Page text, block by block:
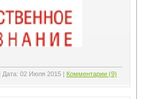
Дата: 02 Июля 2015 Комментарии (9)